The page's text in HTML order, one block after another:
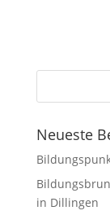
Neueste
in Dillingen